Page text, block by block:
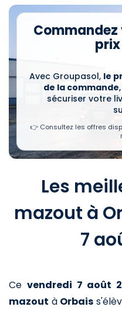
Avec Groupasol, le
de la commande
sécuriser votre
👉 Consultez les offres
Les
mazout à
7
Ce vendredi 7 août
mazout à Orbais